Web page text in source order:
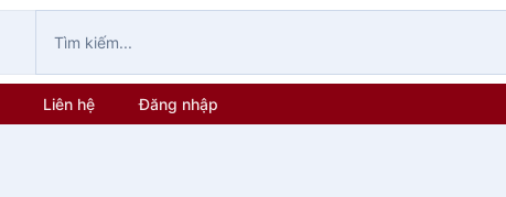
Liên hệ Đăng nhập